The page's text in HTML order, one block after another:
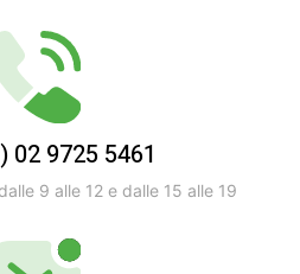
02 9725 5461
9 alle 12 e dalle 15 alle 19